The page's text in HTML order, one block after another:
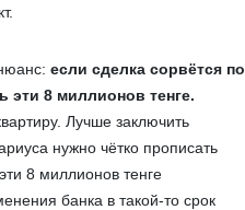
если сделка сорвётся по
эти 8 миллионов тенге.
Лучше заключить
нужно чётко прописать
8 миллионов тенге
банка в такой-то срок